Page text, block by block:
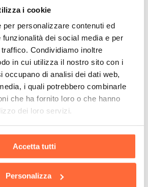
i cookie
personalizzare contenuti ed
dei social media e per
Condividiamo inoltre
in cui utilizza il nostro sito con i
occupano di analisi dei dati web,
i quali potrebbero combinarle
che ha fornito loro o che hanno
dei loro servizi.
Accetta tutti
Personalizza